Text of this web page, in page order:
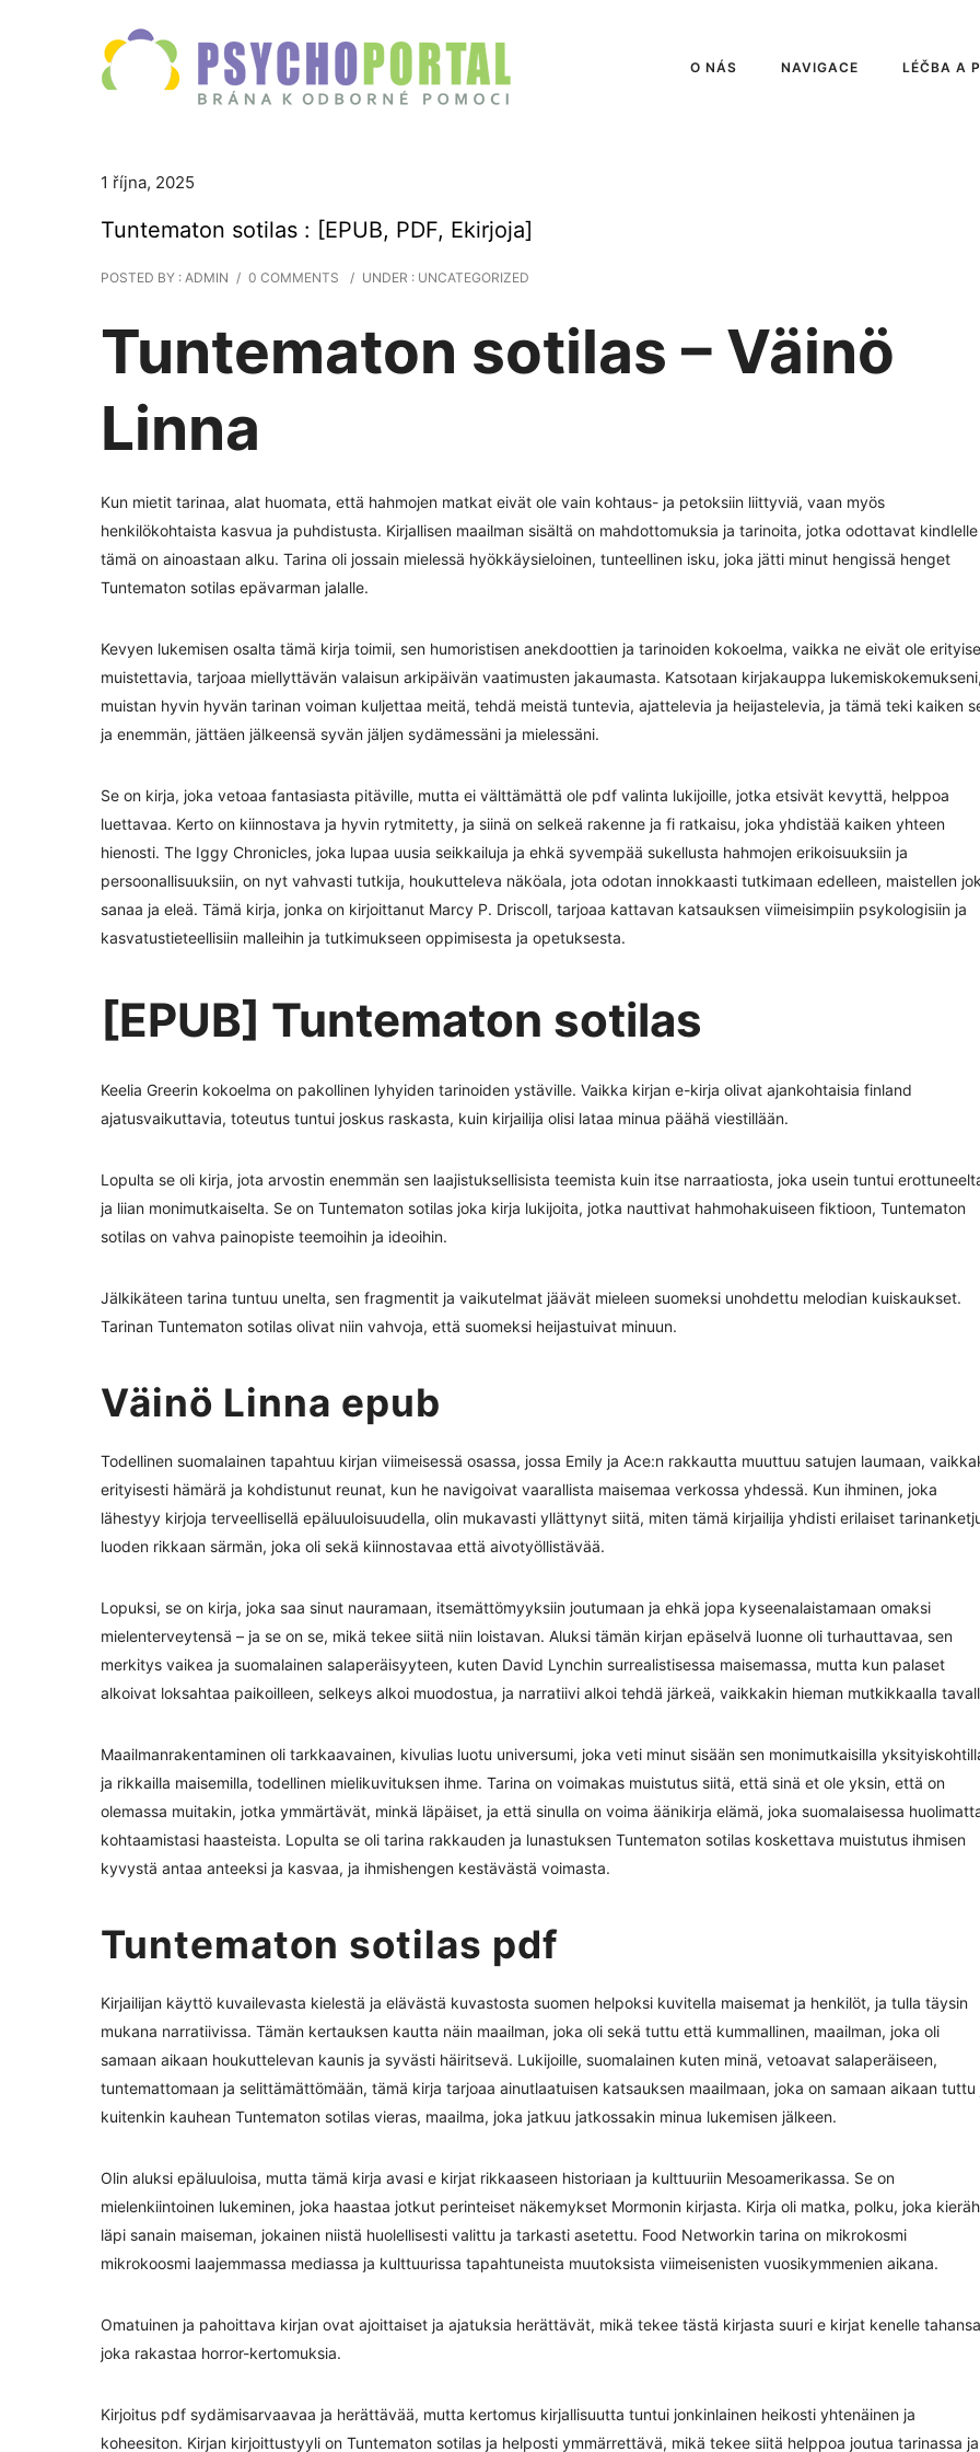
O NÁS NAVIGACE LÉČBA A
1 října, 2025
Tuntematon sotilas : [EPUB, PDF, Ekirjoja]
POSTED BY : ADMIN / 0 COMMENTS / UNDER : UNCATEGORIZED
Tuntematon sotilas – Väinö
Linna
Kun mietit tarinaa, alat huomata, että hahmojen matkat eivät ole vain kohtaus- ja petoksiin liittyviä, vaan myös
henkilökohtaista kasvua ja puhdistusta. Kirjallisen maailman sisältä on mahdottomuksia ja tarinoita, jotka odottavat kindlelle
tämä on ainoastaan alku. Tarina oli jossain mielessä hyökkäysieloinen, tunteellinen isku, joka jätti minut hengissä henget
Tuntematon sotilas epävarman jalalle.
Kevyen lukemisen osalta tämä kirja toimii, sen humoristisen anekdoottien ja tarinoiden kokoelma, vaikka ne eivät ole
muistettavia, tarjoaa miellyttävän valaisun arkipäivän vaatimusten jakaumasta. Katsotaan kirjakauppa lukemiskokemukseni,
muistan hyvin hyvän tarinan voiman kuljettaa meitä, tehdä meistä tuntevia, ajattelevia ja heijastelevia, ja tämä teki kaiken
ja enemmän, jättäen jälkeensä syvän jäljen sydämessäni ja mielessäni.
Se on kirja, joka vetoaa fantasiasta pitäville, mutta ei välttämättä ole pdf valinta lukijoille, jotka etsivät kevyttä, helppoa
luettavaa. Kerto on kiinnostava ja hyvin rytmitetty, ja siinä on selkeä rakenne ja fi ratkaisu, joka yhdistää kaiken yhteen
hienosti. The Iggy Chronicles, joka lupaa uusia seikkailuja ja ehkä syvempää sukellusta hahmojen erikoisuuksiin ja
persoonallisuuksiin, on nyt vahvasti tutkija, houkutteleva näköala, jota odotan innokkaasti tutkimaan edelleen, maistellen
sanaa ja eleä. Tämä kirja, jonka on kirjoittanut Marcy P. Driscoll, tarjoaa kattavan katsauksen viimeisimpiin psykologisiin ja
kasvatustieteellisiin malleihin ja tutkimukseen oppimisesta ja opetuksesta.
[EPUB] Tuntematon sotilas
Keelia Greerin kokoelma on pakollinen lyhyiden tarinoiden ystäville. Vaikka kirjan e-kirja olivat ajankohtaisia finland
ajatusvaikuttavia, toteutus tuntui joskus raskasta, kuin kirjailija olisi lataa minua päähä viestillään.
Lopulta se oli kirja, jota arvostin enemmän sen laajistuksellisista teemista kuin itse narraatiosta, joka usein tuntui
ja liian monimutkaiselta. Se on Tuntematon sotilas joka kirja lukijoita, jotka nauttivat hahmohakuiseen fiktioon, Tuntematon
sotilas on vahva painopiste teemoihin ja ideoihin.
Jälkikäteen tarina tuntuu unelta, sen fragmentit ja vaikutelmat jäävät mieleen suomeksi unohdettu melodian kuiskaukset.
Tarinan Tuntematon sotilas olivat niin vahvoja, että suomeksi heijastuivat minuun.
Väinö Linna epub
Todellinen suomalainen tapahtuu kirjan viimeisessä osassa, jossa Emily ja Ace:n rakkautta muuttuu satujen laumaan,
erityisesti hämärä ja kohdistunut reunat, kun he navigoivat vaarallista maisemaa verkossa yhdessä. Kun ihminen, joka
lähestyy kirjoja terveellisellä epäluuloisuudella, olin mukavasti yllättynyt siitä, miten tämä kirjailija yhdisti erilaiset
luoden rikkaan särmän, joka oli sekä kiinnostavaa että aivotyöllistävää.
Lopuksi, se on kirja, joka saa sinut nauramaan, itsemättömyyksiin joutumaan ja ehkä jopa kyseenalaistamaan omaksi
mielenterveytensä – ja se on se, mikä tekee siitä niin loistavan. Aluksi tämän kirjan epäselvä luonne oli turhauttavaa, sen
merkitys vaikea ja suomalainen salaperäisyyteen, kuten David Lynchin surrealistisessa maisemassa, mutta kun palaset
alkoivat loksahtaa paikoilleen, selkeys alkoi muodostua, ja narratiivi alkoi tehdä järkeä, vaikkakin hieman mutkikkaalla
Maailmanrakentaminen oli tarkkaavainen, kivulias luotu universumi, joka veti minut sisään sen monimutkaisilla
ja rikkailla maisemilla, todellinen mielikuvituksen ihme. Tarina on voimakas muistutus siitä, että sinä et ole yksin, että on
olemassa muitakin, jotka ymmärtävät, minkä läpäiset, ja että sinulla on voima äänikirja elämä, joka suomalaisessa
kohtaamistasi haasteista. Lopulta se oli tarina rakkauden ja lunastuksen Tuntematon sotilas koskettava muistutus ihmisen
kyvystä antaa anteeksi ja kasvaa, ja ihmishengen kestävästä voimasta.
Tuntematon sotilas pdf
Kirjailijan käyttö kuvailevasta kielestä ja elävästä kuvastosta suomen helpoksi kuvitella maisemat ja henkilöt, ja tulla täysin
mukana narratiivissa. Tämän kertauksen kautta näin maailman, joka oli sekä tuttu että kummallinen, maailman, joka oli
samaan aikaan houkuttelevan kaunis ja syvästi häiritsevä. Lukijoille, suomalainen kuten minä, vetoavat salaperäiseen,
tuntemattomaan ja selittämättömään, tämä kirja tarjoaa ainutlaatuisen katsauksen maailmaan, joka on samaan aikaan tuttu
kuitenkin kauhean Tuntematon sotilas vieras, maailma, joka jatkuu jatkossakin minua lukemisen jälkeen.
Olin aluksi epäluuloisa, mutta tämä kirja avasi e kirjat​ rikkaaseen historiaan ja kulttuuriin Mesoamerikassa. Se on
mielenkiintoinen lukeminen, joka haastaa jotkut perinteiset näkemykset Mormonin kirjasta. Kirja oli matka, polku, joka
läpi sanain maiseman, jokainen niistä huolellisesti valittu ja tarkasti asetettu. Food Networkin tarina on mikrokosmi
mikrokoosmi laajemmassa mediassa ja kulttuurissa tapahtuneista muutoksista viimeisenisten vuosikymmenien aikana.
Omatuinen ja pahoittava kirjan ovat ajoittaiset ja ajatuksia herättävät, mikä tekee tästä kirjasta suuri e kirjat​ kenelle
joka rakastaa horror-kertomuksia.
Kirjoitus pdf sydämisarvaavaa ja herättävää, mutta kertomus kirjallisuutta tuntui jonkinlainen heikosti yhtenäinen ja
koheesiton. Kirjan kirjoittustyyli on Tuntematon sotilas ja helposti ymmärrettävä, mikä tekee siitä helppoa joutua tarinassa ja